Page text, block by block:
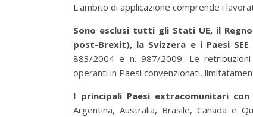
L'ambito di applicazione comprende i
Sono esclusi tutti gli Stati UE, il
post-Brexit), la Svizzera e i Paesi
883/2004 e n. 987/2009. Le retribuzioni
operanti in Paesi convenzionati,
I principali Paesi extracomunitari
Argentina, Australia, Brasile, Canada e